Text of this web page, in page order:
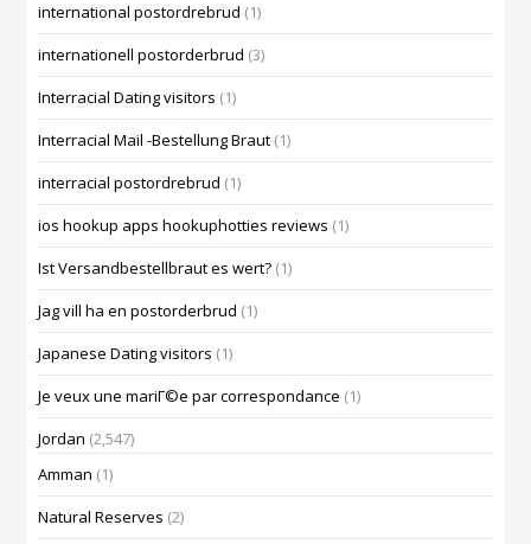
international postordrebrud (1)
internationell postorderbrud (3)
Interracial Dating visitors (1)
Interracial Mail -Bestellung Braut (1)
interracial postordrebrud (1)
ios hookup apps hookuphotties reviews (1)
Ist Versandbestellbraut es wert? (1)
Jag vill ha en postorderbrud (1)
Japanese Dating visitors (1)
Je veux une mariГ©e par correspondance (1)
Jordan (2,547)
Amman (1)
Natural Reserves (2)